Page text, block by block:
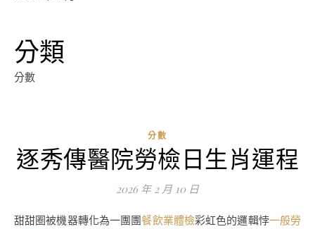
分類
分數
分數
逐秀傳醫院勞檢日生肖運程
2026 年 2 月 10 日
甜甜圈被機器轉化為一團團餐飲業體檢彩虹色的邏輯悖一般勞